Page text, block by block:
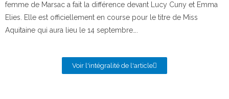
femme de Marsac a fait la différence devant Lucy Cuny et Emma
Elies. Elle est officiellement en course pour le titre de Miss
Aquitaine qui aura lieu le 14 septembre….
Voir l'intégralité de l'article